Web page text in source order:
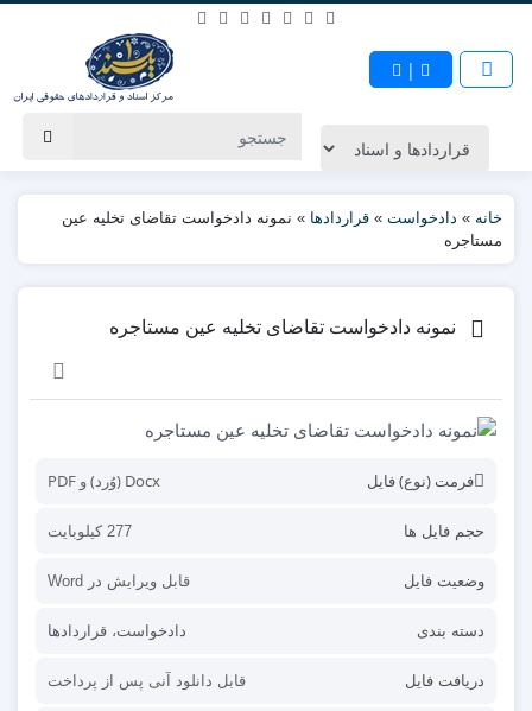
|
خانه » دادخواست » قراردادها » نمونه دادخواست تقاضای تخلیه عین
مستاجره
نمونه دادخواست تقاضای تخلیه عین مستاجره
فرمت (نوع) فایل Docx (وُرد) و PDF
حجم فایل ها 277 کیلوبایت
وضعیت فایل قابل ویرایش در Word
دسته بندی دادخواست، قراردادها
دریافت فایل قابل دانلود آنی پس از پرداخت